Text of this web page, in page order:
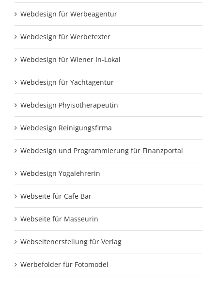
Webdesign für Werbeagentur
Webdesign für Werbetexter
Webdesign für Wiener In-Lokal
Webdesign für Yachtagentur
Webdesign Phyisotherapeutin
Webdesign Reinigungsfirma
Webdesign und Programmierung für Finanzportal
Webdesign Yogalehrerin
Webseite für Cafe Bar
Webseite für Masseurin
Webseitenerstellung für Verlag
Werbefolder für Fotomodel